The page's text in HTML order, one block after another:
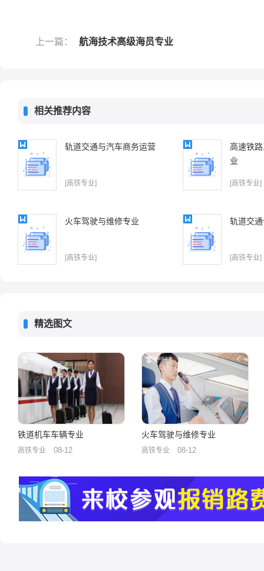
上一篇： 航海技术高级海员专业
相关推荐内容
轨道交通与汽车商务运营
[高铁专业]
高速铁
业
[高铁专业]
火车驾驶与维修专业
[高铁专业]
轨道交
[高铁专业]
精选图文
铁道机车车辆专业
高铁专业 08-12
火车驾驶与维修专业
高铁专业 08-12